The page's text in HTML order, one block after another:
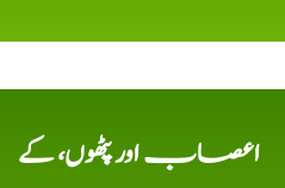
اعصاب اور پٹھوں، کے